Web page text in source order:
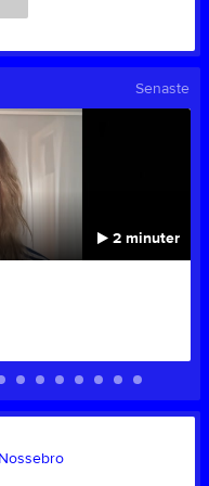
Senaste
2 minuter